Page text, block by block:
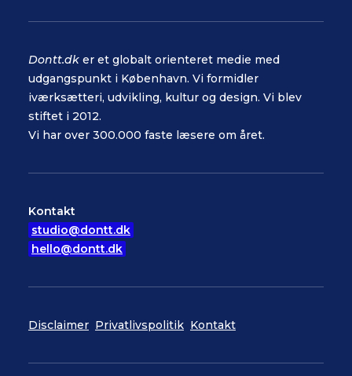
Dontt.dk er et globalt orienteret medie med
udgangspunkt i København. Vi formidler
iværksætteri, udvikling, kultur og design. Vi blev
stiftet i 2012.
Vi har over 300.000 faste læsere om året.
Kontakt
studio@dontt.dk
hello@dontt.dk
Disclaimer Privatlivspolitik Kontakt